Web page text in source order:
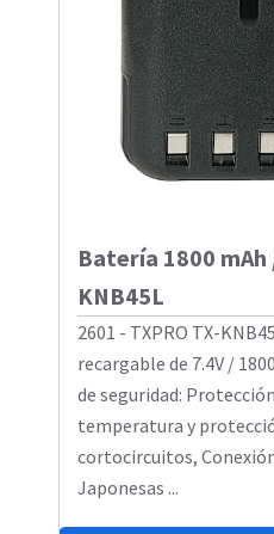
Batería 1800 mAh
KNB45L
2601 - TXPRO TX-
recargable de 7.4V /
de seguridad:
temperatura y
cortocircuitos,
Japonesas ...